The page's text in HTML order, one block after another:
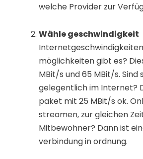
welche Provider zur
Wähle geschwindigkeit
möglichkeiten gibt es?
MBit/s und 65 MBit/s. Sind
gelegentlich im Internet?
paket mit 25 MBit/s ok.
streamen, zur gleichen
Mitbewohner? Dann ist
verbindung in ordnung.